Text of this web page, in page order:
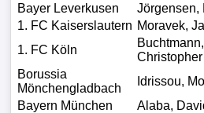
Bayer Leverkusen
Jörgensen,
1. FC Kaiserslautern Moravek,
1. FC Köln
Buchtmann,
Christopher
Borussia
Mönchengladbach
Idrissou,
Bayern München
Alaba,